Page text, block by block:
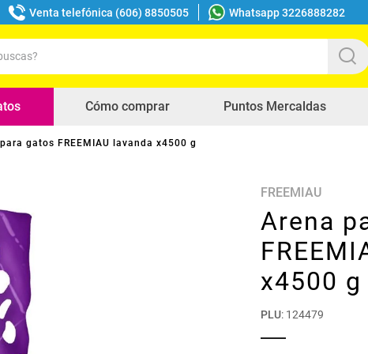
Venta telefónica (606) 8850505 Whatsapp 3226888282
Cómo comprar Puntos Mercaldas
gatos FREEMIAU lavanda x4500 g
FREEMIAU
Arena
x4500 g
PLU: 124479
buscados